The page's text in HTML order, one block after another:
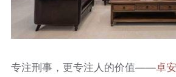
专注刑事，更专注人的价值——卓